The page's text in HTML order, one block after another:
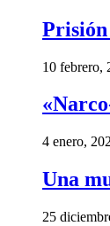
10 febrero,
4 enero,
Una
25